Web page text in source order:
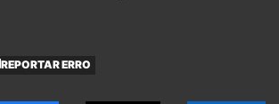
REPORTAR ERRO